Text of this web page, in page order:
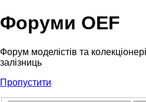
Форуми OEF
Форум моделістів та
залізниць
Пропустити